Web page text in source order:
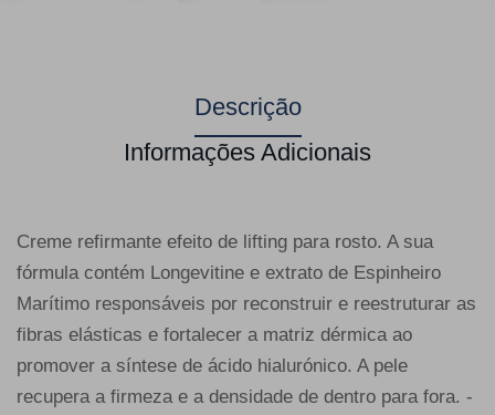
Descrição
Informações Adicionais
Creme refirmante efeito de lifting para rosto. A sua
fórmula contém Longevitine e extrato de Espinheiro
Marítimo responsáveis por reconstruir e reestruturar as
fibras elásticas e fortalecer a matriz dérmica ao
promover a síntese de ácido hialurónico. A pele
recupera a firmeza e a densidade de dentro para fora. -